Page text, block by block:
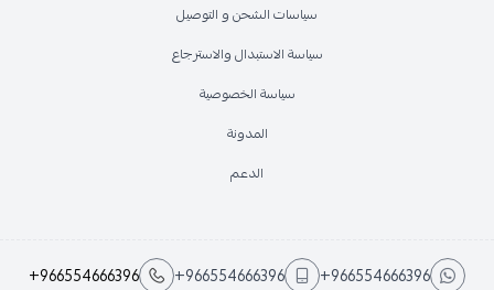
سياسات الشحن و التوصيل
سياسة الاستبدال والاسترجاع
سياسة الخصوصية
المدونة
الدعم
+966554666396
+966554666396
+966554666396